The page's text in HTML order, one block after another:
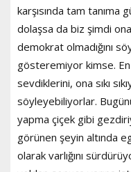
karşısında tam tanıma
dolaşsa da biz şimdi
demokrat olmadığını
gösteremiyor kimse. En
sevdiklerini, ona sıkı
söyleyebiliyorlar.
yapma çiçek gibi
görünen şeyin altında
olarak varlığını